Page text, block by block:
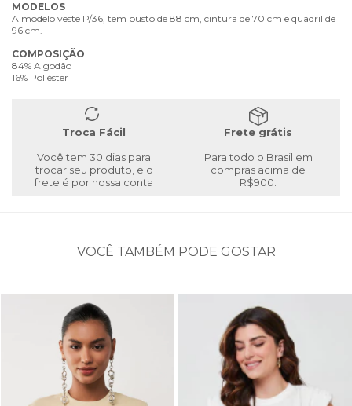
MODELOS
A modelo veste P/36, tem busto de 88 cm, cintura de 70 cm e quadril de
96 cm.
COMPOSIÇÃO
84% Algodão
16% Poliéster
Troca Fácil
Você tem 30 dias para
trocar seu produto, e o
frete é por nossa conta
Frete grátis
Para todo o Brasil em
compras acima de
R$900.
VOCÊ TAMBÉM PODE GOSTAR